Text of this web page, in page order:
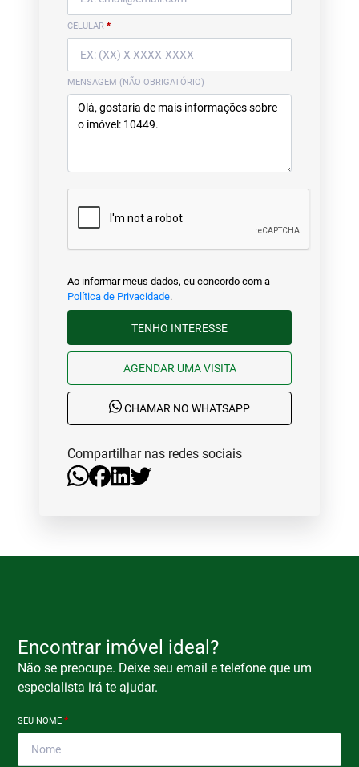
CELULAR *
MENSAGEM (NÃO OBRIGATÓRIO)
Ao informar meus dados, eu concordo com a
Política de Privacidade.
TENHO INTERESSE
AGENDAR UMA VISITA
CHAMAR NO WHATSAPP
Compartilhar nas redes sociais
Encontrar imóvel ideal?
Não se preocupe. Deixe seu email e telefone que um
especialista irá te ajudar.
SEU NOME*